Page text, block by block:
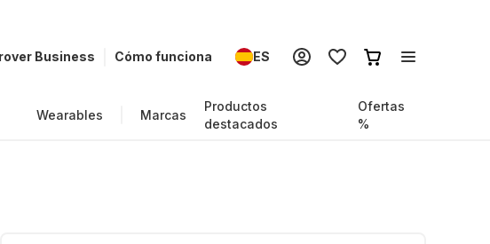
Business Cómo funciona ES
Wearables Marcas
Productos
destacados
Ofertas
%